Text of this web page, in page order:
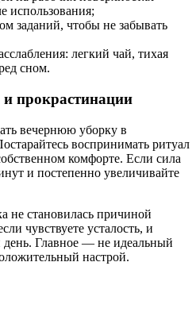
использования;
заданий, чтобы не забывать
легкий чай, тихая
сном.
прокрастинации
вечернюю уборку в
воспринимать ритуал
комфорте. Если сила
и постепенно увеличивайте
не становилась причиной
чувствуете усталость, и
Главное — не идеальный
настрой.